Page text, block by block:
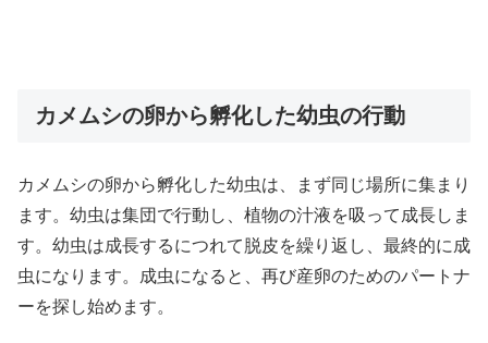
カメムシの卵から孵化した幼虫の行動
カメムシの卵から孵化した幼虫は、まず同じ場所に集まり
ます。幼虫は集団で行動し、植物の汁液を吸って成長しま
す。幼虫は成長するにつれて脱皮を繰り返し、最終的に成
虫になります。成虫になると、再び産卵のためのパートナ
ーを探し始めます。